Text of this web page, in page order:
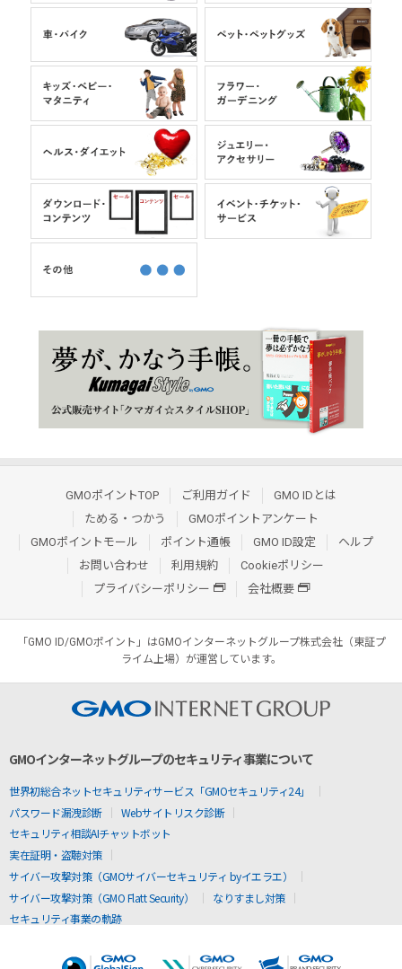
GMOポイントTOP ご利用ガイド
GMO IDとは
ためる・つかう
GMOポイントアンケート
GMOポイントモール
ポイント通帳 GMO ID設定
ヘルプ
お問い合わせ
利用規約
Cookieポリシー
プライバシーポリシー
会社概要
「GMO ID/GMOポイント」はGMOインターネットグループ株式会社（東証プ
ライム上場）が運営しています。
GMOインターネットグループのセキュリティ事業について
世界初総合ネットセキュリティサービス「GMOセキュリティ24」
パスワード漏洩診断
Webサイトリスク診断
セキュリティ相談AIチャットボット
実在証明・盗聴対策
サイバー攻撃対策（GMOサイバーセキュリティ byイエラエ）
サイバー攻撃対策（GMO Flatt Security）
なりすまし対策
セキュリティ事業の軌跡